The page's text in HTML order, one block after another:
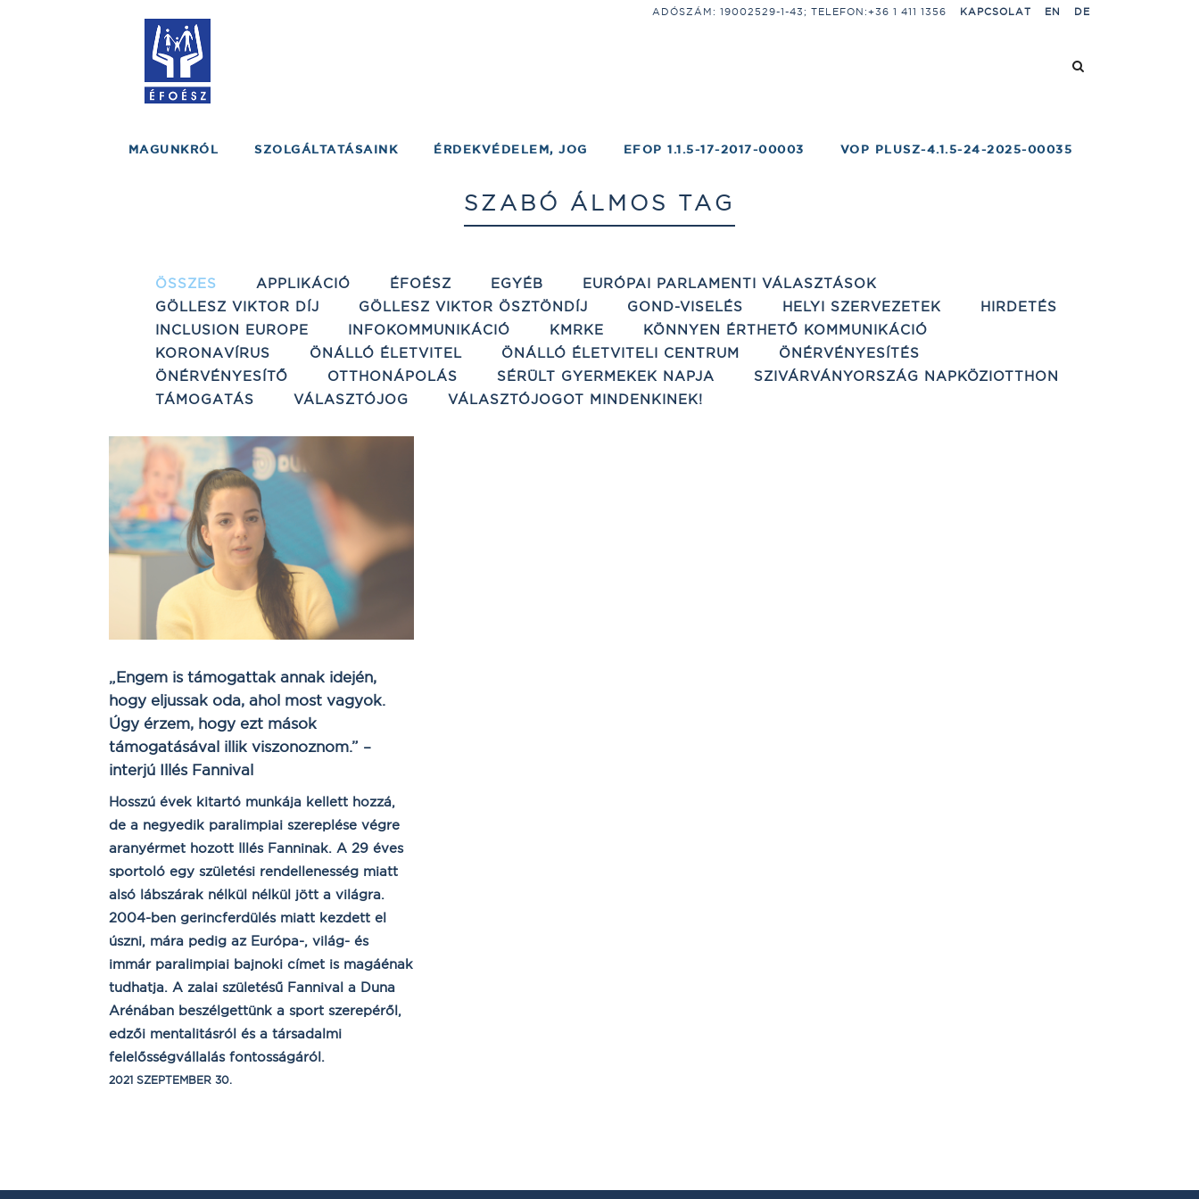
ADÓSZÁM: 19002529-1-43; TELEFON:+36 1 411 1356 KAPCSOLAT EN DE
MAGUNKRÓL SZOLGÁLTATÁSAINK ÉRDEKVÉDELEM, JOG EFOP 1.1.5-17-2017-00003 VOP PLUSZ-4.1.5-24-2025-00035
SZABÓ ÁLMOS TAG
ÖSSZES APPLIKÁCIÓ ÉFOÉSZ EGYÉB
EURÓPAI PARLAMENTI VÁLASZTÁSOK
GÖLLESZ VIKTOR DÍJ
GÖLLESZ VIKTOR ÖSZTÖNDÍJ GOND-VISELÉS HELYI SZERVEZETEK
HIRDETÉS
INCLUSION EUROPE
INFOKOMMUNIKÁCIÓ KMRKE
KÖNNYEN ÉRTHETŐ KOMMUNIKÁCIÓ
KORONAVÍRUS
ÖNÁLLÓ ÉLETVITEL ÖNÁLLÓ ÉLETVITELI CENTRUM
ÖNÉRVÉNYESÍTÉS
ÖNÉRVÉNYESÍTŐ
OTTHONÁPOLÁS SÉRÜLT GYERMEKEK NAPJA
SZIVÁRVÁNYORSZÁG NAPKÖZIOTTHON
TÁMOGATÁS
VÁLASZTÓJOG VÁLASZTÓJOGOT MINDENKINEK!
„Engem is támogattak annak idején,
hogy eljussak oda, ahol most vagyok.
Úgy érzem, hogy ezt mások
támogatásával illik viszonoznom.” –
interjú Illés Fannival
Hosszú évek kitartó munkája kellett hozzá,
de a negyedik paralimpiai szereplése végre
aranyérmet hozott Illés Fanninak. A 29 éves
sportoló egy születési rendellenesség miatt
alsó lábszárak nélkül nélkül jött a világra.
2004-ben gerincferdülés miatt kezdett el
úszni, mára pedig az Európa-, világ- és
immár paralimpiai bajnoki címet is magáénak
tudhatja. A zalai születésű Fannival a Duna
Arénában beszélgettünk a sport szerepéről,
edzői mentalitásról és a társadalmi
felelősségvállalás fontosságáról.
2021 SZEPTEMBER 30.